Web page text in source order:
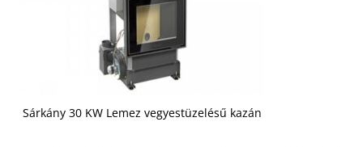
Sárkány 30 KW Lemez vegyestüzelésű kazán